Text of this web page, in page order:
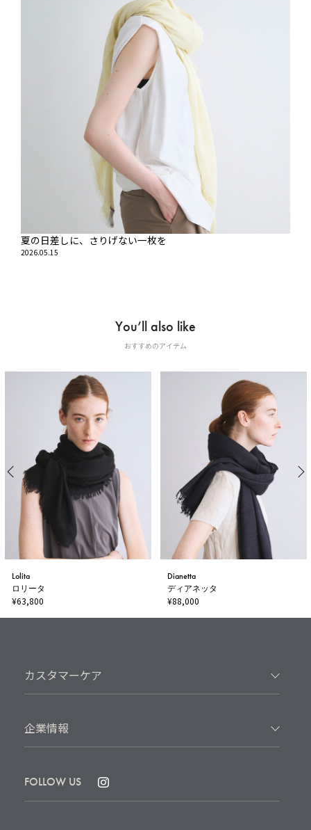
夏の日差しに、さりげない一枚を
2026.05.15
You’ll also like
おすすめのアイテム
Lolita
ロリータ
¥63,800
Dianetta
ディアネッタ
¥88,000
カスタマーケア
企業情報
FOLLOW US